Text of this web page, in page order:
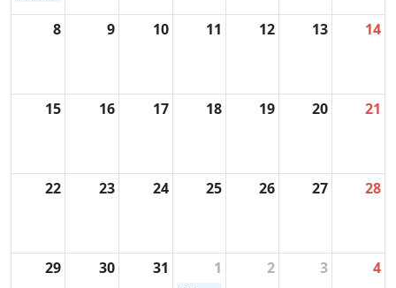
8 9 10 11 12 13 14
15 16 17 18 19 20 21
22 23 24 25 26 27 28
29 30 31 1 2 3 4